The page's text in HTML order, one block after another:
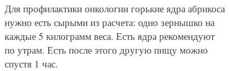
Для профилактики онкологии горькие ядра абрикоса
нужно есть сырыми из расчета: одно зернышко на
каждые 5 килограмм веса. Есть ядра рекомендуют
по утрам. Есть после этого другую пищу можно
спустя 1 час.